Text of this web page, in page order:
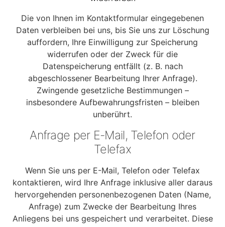
Die von Ihnen im Kontaktformular eingegebenen
Daten verbleiben bei uns, bis Sie uns zur Löschung
auffordern, Ihre Einwilligung zur Speicherung
widerrufen oder der Zweck für die
Datenspeicherung entfällt (z. B. nach
abgeschlossener Bearbeitung Ihrer Anfrage).
Zwingende gesetzliche Bestimmungen –
insbesondere Aufbewahrungsfristen – bleiben
unberührt.
Anfrage per E-Mail, Telefon oder
Telefax
Wenn Sie uns per E-Mail, Telefon oder Telefax
kontaktieren, wird Ihre Anfrage inklusive aller daraus
hervorgehenden personenbezogenen Daten (Name,
Anfrage) zum Zwecke der Bearbeitung Ihres
Anliegens bei uns gespeichert und verarbeitet. Diese